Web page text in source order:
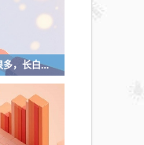
国内坑人的景区很多，长白天池只是其中被坑印象最深的那一个